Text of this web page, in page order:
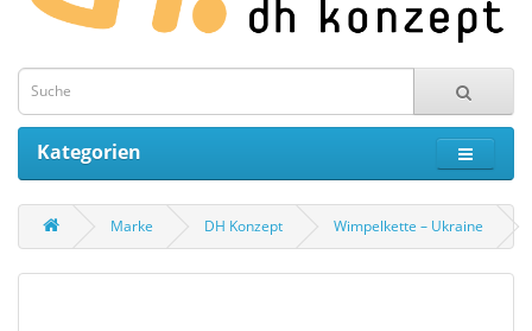
Kategorien
Marke DH Konzept Wimpelkette – Ukraine